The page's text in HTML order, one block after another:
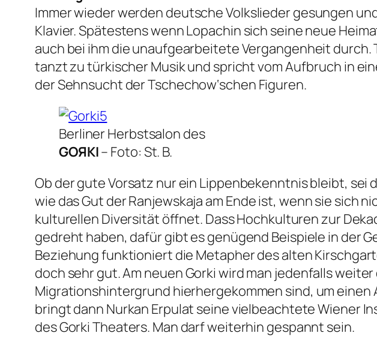
Immer wieder werden deutsche Volkslieder gesungen
Klavier. Spätestens wenn Lopachin sich seine neue
auch bei ihm die unaufgearbeitete Vergangenheit
tanzt zu türkischer Musik und spricht vom Aufbruch in
der Sehnsucht der Tschechow‘schen Figuren.
Berliner Herbstsalon des
GOЯKI– Foto: St. B.
Ob der gute Vorsatz nur ein Lippenbekenntnis bleibt,
wie das Gut der Ranjewskaja am Ende ist, wenn sie sich
kulturellen Diversität öffnet. Dass Hochkulturen zur
gedreht haben, dafür gibt es genügend Beispiele in der
Beziehung funktioniert die Metapher des alten
doch sehr gut. Am neuen Gorki wird man jedenfalls
Migrationshintergrund hierhergekommen sind, um
bringt dann Nurkan Erpulat seine vielbeachtete Wiener
des Gorki Theaters. Man darf weiterhin gespannt sein.